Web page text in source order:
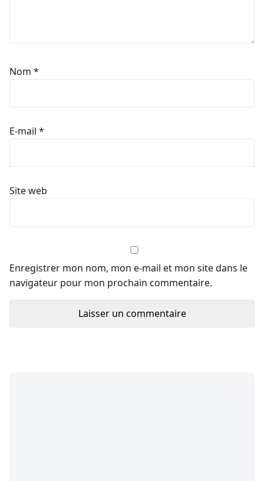
Nom *
E-mail *
Site web
Enregistrer mon nom, mon e-mail et mon site dans le
navigateur pour mon prochain commentaire.